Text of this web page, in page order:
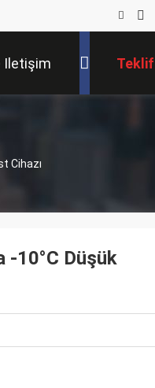
Iletişim
Cihazı
-10°C Düşük